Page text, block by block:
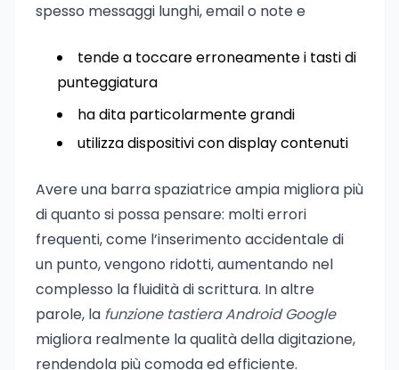
spesso messaggi lunghi, email o note e
tende a toccare erroneamente i tasti di
punteggiatura
ha dita particolarmente grandi
utilizza dispositivi con display contenuti
Avere una barra spaziatrice ampia migliora più
di quanto si possa pensare: molti errori
frequenti, come l’inserimento accidentale di
un punto, vengono ridotti, aumentando nel
complesso la fluidità di scrittura. In altre
parole, la funzione tastiera Android Google
migliora realmente la qualità della digitazione,
rendendola più comoda ed efficiente.